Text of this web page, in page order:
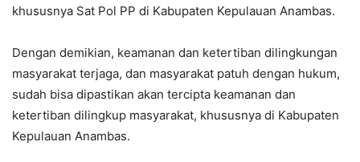
khususnya Sat Pol PP di Kabupaten Kepulauan Anambas.
Dengan demikian, keamanan dan ketertiban dilingkungan
masyarakat terjaga, dan masyarakat patuh dengan hukum,
sudah bisa dipastikan akan tercipta keamanan dan
ketertiban dilingkup masyarakat, khususnya di Kabupaten
Kepulauan Anambas.